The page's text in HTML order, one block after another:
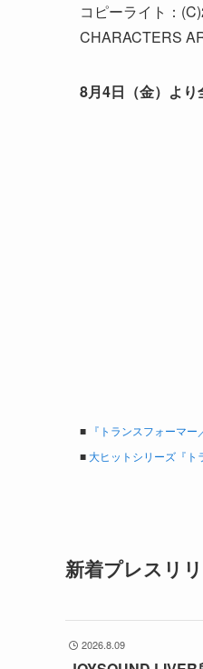
コピーライト：
CHARACTERS
8月4日（金）より
■ 『トランスフォーマ
■大ヒットシリーズ『ト
新着プレスリ
2026.8.09